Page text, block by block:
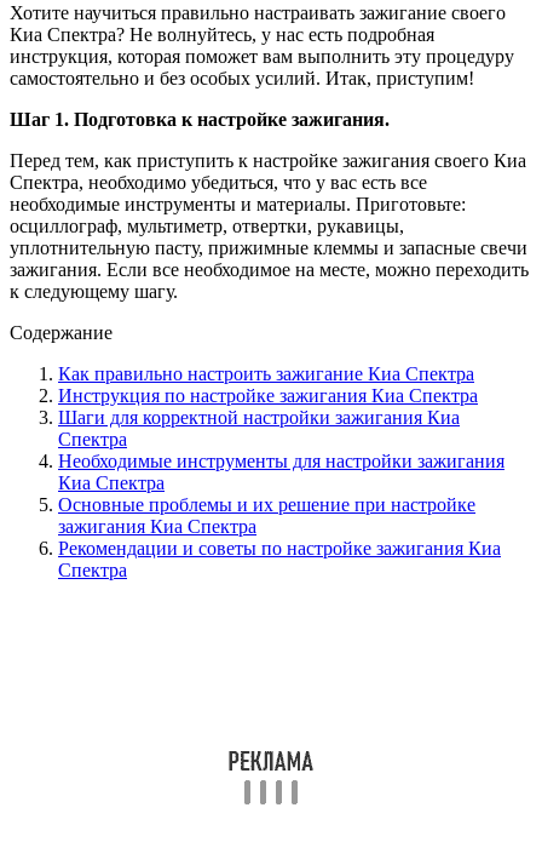
Хотите научиться правильно настраивать зажигание своего
Киа Спектра? Не волнуйтесь, у нас есть подробная
инструкция, которая поможет вам выполнить эту процедуру
самостоятельно и без особых усилий. Итак, приступим!
Шаг 1. Подготовка к настройке зажигания.
Перед тем, как приступить к настройке зажигания своего Киа
Спектра, необходимо убедиться, что у вас есть все
необходимые инструменты и материалы. Приготовьте:
осциллограф, мультиметр, отвертки, рукавицы,
уплотнительную пасту, прижимные клеммы и запасные свечи
зажигания. Если все необходимое на месте, можно переходить
к следующему шагу.
Содержание
Как правильно настроить зажигание Киа Спектра
Инструкция по настройке зажигания Киа Спектра
Шаги для корректной настройки зажигания Киа
Спектра
Необходимые инструменты для настройки зажигания
Киа Спектра
Основные проблемы и их решение при настройке
зажигания Киа Спектра
Рекомендации и советы по настройке зажигания Киа
Спектра